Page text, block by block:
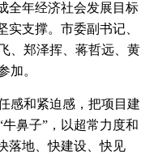
全年经济社会发展目标
实支撑。市委副书记、
、郑泽挥、蒋哲远、黄
加。
感和紧迫感，把项目建
鼻子”，以超常力度和
落地、快建设、快见